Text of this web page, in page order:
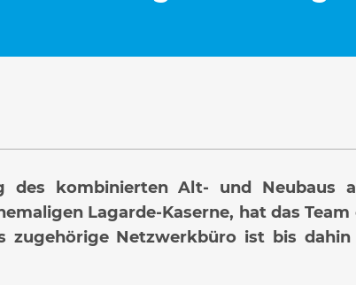
des kombinierten Alt- und
Lagarde-Kaserne, hat das
zugehörige Netzwerkbüro ist bis